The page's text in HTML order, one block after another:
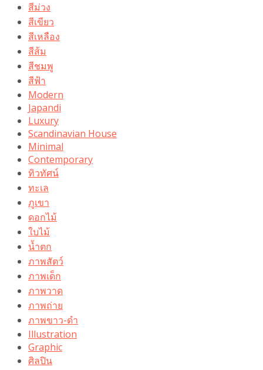
สีม่วง
สีเขียว
สีเหลือง
สีส้ม
สีชมพู
สีฟ้า
Modern
Japandi
Luxury
Scandinavian House
Minimal
Contemporary
ทิวทัศน์
ทะเล
ภูเขา
ดอกไม้
ใบไม้
น้ำตก
ภาพสัตว์
ภาพเด็ก
ภาพวาด
ภาพถ่าย
ภาพขาว-ดำ
Illustration
Graphic
ศิลปิน